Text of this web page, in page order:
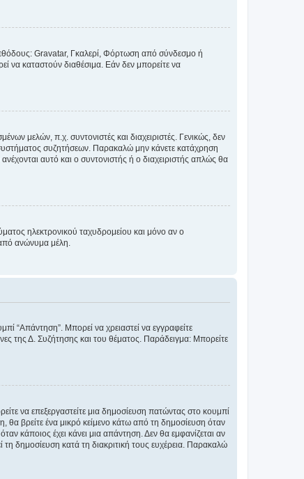
Gravatar, Γκαλερί, Φόρτωση από σύνδεσμο ή
να καταστούν διαθέσιμα. Εάν δεν μπορείτε να
μελών, π.χ. συντονιστές και διαχειριστές. Γενικώς, δεν
συζητήσεων. Παρακαλώ μην κάνετε κατάχρηση
αυτό και ο συντονιστής ή ο διαχειριστής απλώς θα
ηλεκτρονικού ταχυδρομείου και μόνο αν ο
ανώνυμα μέλη.
“Απάντηση”. Μπορεί να χρειαστεί να εγγραφείτε
της Δ. Συζήτησης και του θέματος. Παράδειγμα: Μπορείτε
να επεξεργαστείτε μια δημοσίευση πατώντας στο κουμπί
θα βρείτε ένα μικρό κείμενο κάτω από τη δημοσίευση όταν
κάποιος έχει κάνει μια απάντηση. Δεν θα εμφανίζεται αν
δημοσίευση κατά τη διακριτική τους ευχέρεια. Παρακαλώ